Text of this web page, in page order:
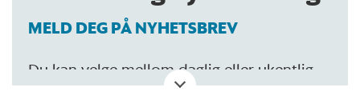
MELD DEG PÅ NYHETSBREV
Du kan velge mellom daglig eller ukentlig